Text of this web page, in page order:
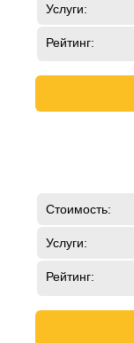
Услуги:
Рейтинг:
Стоимость:
Услуги:
Рейтинг: